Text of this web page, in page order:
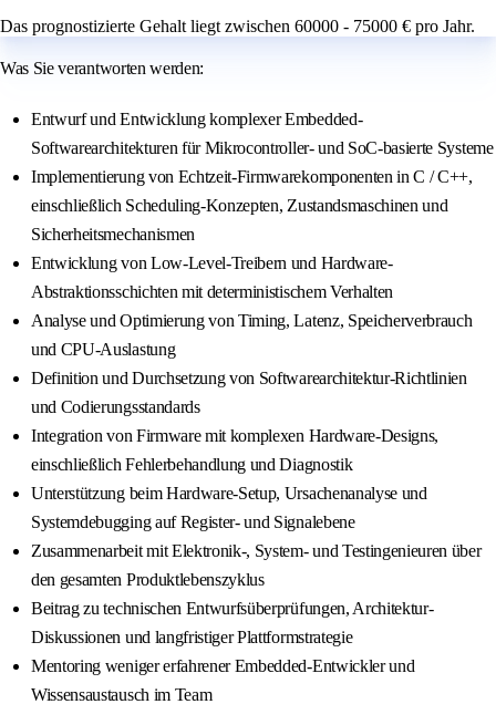
Das prognostizierte Gehalt liegt zwischen 60000 - 75000 € pro Jahr.
Was Sie verantworten werden:
Entwurf und Entwicklung komplexer Embedded-
Softwarearchitekturen für Mikrocontroller- und SoC-basierte Systeme
Implementierung von Echtzeit-Firmwarekomponenten in C / C++,
einschließlich Scheduling-Konzepten, Zustandsmaschinen und
Sicherheitsmechanismen
Entwicklung von Low-Level-Treibern und Hardware-
Abstraktionsschichten mit deterministischem Verhalten
Analyse und Optimierung von Timing, Latenz, Speicherverbrauch
und CPU-Auslastung
Definition und Durchsetzung von Softwarearchitektur-Richtlinien
und Codierungsstandards
Integration von Firmware mit komplexen Hardware-Designs,
einschließlich Fehlerbehandlung und Diagnostik
Unterstützung beim Hardware-Setup, Ursachenanalyse und
Systemdebugging auf Register- und Signalebene
Zusammenarbeit mit Elektronik-, System- und Testingenieuren über
den gesamten Produktlebenszyklus
Beitrag zu technischen Entwurfsüberprüfungen, Architektur-
Diskussionen und langfristiger Plattformstrategie
Mentoring weniger erfahrener Embedded-Entwickler und
Wissensaustausch im Team